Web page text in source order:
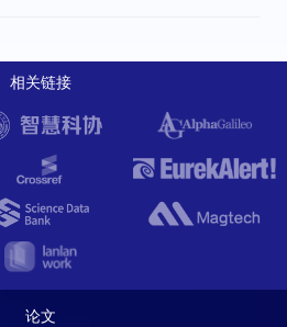
相关链接
论文